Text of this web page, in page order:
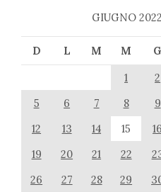
GIUGNO 2022
D L M M G
1
2
5
6 7 8 9
12
13 14 15 16
19
20 21 22
26
27 28 29